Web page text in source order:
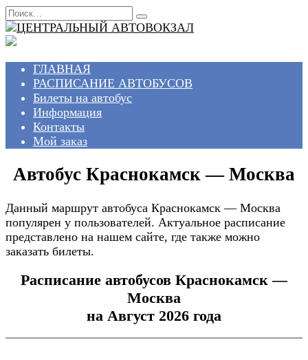
Перейти
к
содержанию
Search
for:
ГЛАВНАЯ
РАСПИСАНИЕ АВТОБУСОВ
Билеты на автобус
Информация
Контакты
Мой заказ
Автобус Краснокамск — Москва
Данный маршрут автобуса Краснокамск — Москва
популярен у пользователей. Актуальное расписание
представлено на нашем сайте, где также можно
заказать билеты.
Расписание автобусов Краснокамск —
Москва
на Август 2026 года